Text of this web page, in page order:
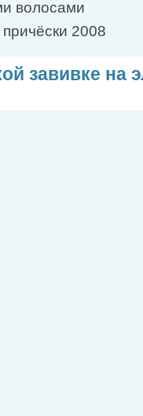
волосами
2008
завивке на